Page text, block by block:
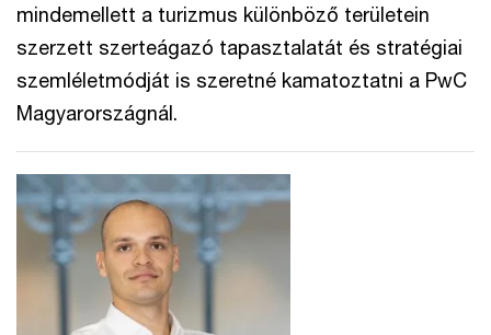
mindemellett a turizmus különböző területein
szerzett szerteágazó tapasztalatát és stratégiai
szemléletmódját is szeretné kamatoztatni a PwC
Magyarországnál.